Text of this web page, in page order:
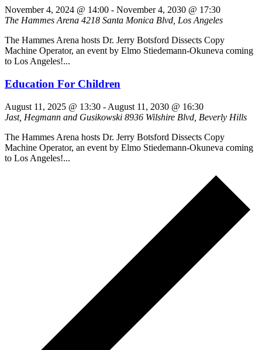
November 4, 2024 @ 14:00 - November 4, 2030 @ 17:30
The Hammes Arena 4218 Santa Monica Blvd, Los Angeles
The Hammes Arena hosts Dr. Jerry Botsford Dissects Copy
Machine Operator, an event by Elmo Stiedemann-Okuneva coming
to Los Angeles!...
Education For Children
August 11, 2025 @ 13:30 - August 11, 2030 @ 16:30
Jast, Hegmann and Gusikowski 8936 Wilshire Blvd, Beverly Hills
The Hammes Arena hosts Dr. Jerry Botsford Dissects Copy
Machine Operator, an event by Elmo Stiedemann-Okuneva coming
to Los Angeles!...